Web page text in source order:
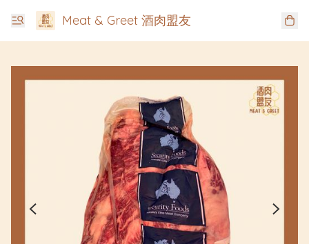
Meat & Greet 酒肉盟友